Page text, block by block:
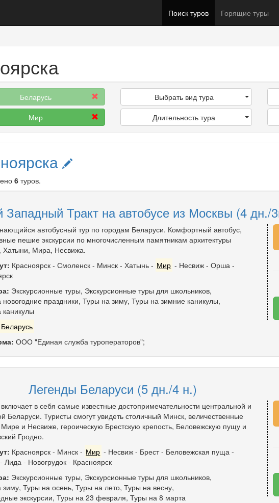
Поиск туров Горящие туры
Беларусь
Мир
Выбрать вид тура
Длительность тура
6 туров.
Западный Тракт на автобусе из Москвы (4 дн./
автобусный тур по городам Беларуси. Комфортный автобус,
пешие экскурсии по многочисленным памятникам архитектуры
Хатыни, Мира, Несвижа.
Красноярск- Смоленск- Минск- Хатынь- Мир - Несвиж -Орша -
Экскурсионные туры, Экскурсионные туры для школьников,
праздники, Туры на зиму, Туры на зимние каникулы,
Беларусь
ООО "Единая служба туроператоров";
Легенды Беларуси (5 дн./4 н.)
в себя самые известные достопримечательности центральной и
Беларуси. Туристы смогут увидеть столичный Минск, величественные
и Несвиже, героическую Брестскую крепость, Беловежскую пущу и
Гродно.
Красноярск- Минск- Мир - Несвиж - Брест- Беловежская пуща -
Лида- Новогрудок- Красноярск
Экскурсионные туры, Экскурсионные туры для школьников,
зиму, Туры на осень, Туры на лето, Туры на весну,
экскурсии, Туры на 23 февраля, Туры на 8 марта